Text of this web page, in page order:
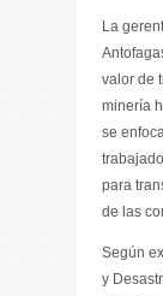
La
valor de
minería
se
para
de las
Según
y